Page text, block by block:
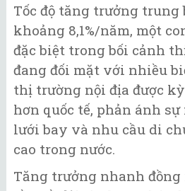
Tốc độ tăng trưởng
khoảng 8,1%/năm, một
đặc biệt trong bối cảnh
đang đối mặt với nhiều
thị trường nội địa được
hơn quốc tế, phản ánh
lưới bay và nhu cầu di
cao trong nước.
Tăng trưởng nhanh